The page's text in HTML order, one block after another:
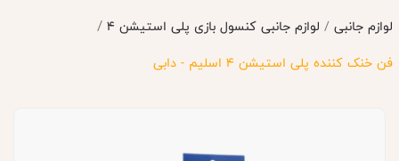
لوازم جانبی / لوازم جانبی کنسول بازی پلی استیشن 4 /
فن خنک کننده پلی استیشن 4 اسلیم - دابی